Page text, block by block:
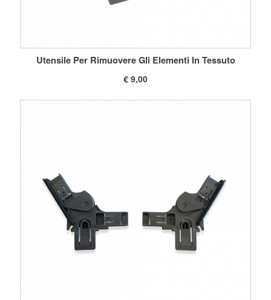
Utensile Per Rimuovere Gli Elementi In Tessuto
€ 9,00